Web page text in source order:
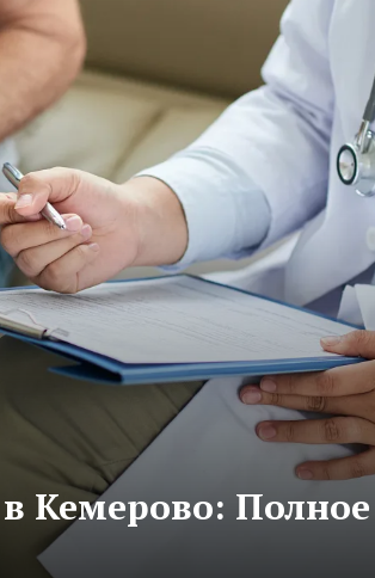
Кемерово: Полное